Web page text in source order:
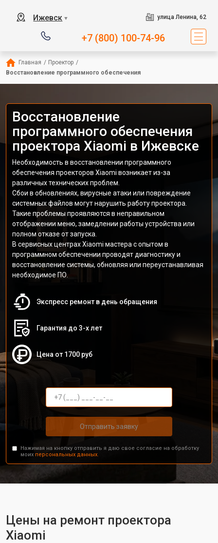
Ижевск ▼ улица Ленина, 62
+7 (800) 100-74-96
Главная / Проектор /
Восстановление программного обеспечения
Восстановление
программного обеспечения
проектора Xiaomi в Ижевске
Необходимость в восстановлении программного
обеспечения проекторов Xiaomi возникает из-за
различных технических проблем.
Сбои в обновлениях, вирусные атаки или повреждение
системных файлов могут нарушить работу проектора.
Такие проблемы проявляются в неправильном
отображении меню, замедлении работы устройства или
полном отказе от запуска.
В сервисных центрах Xiaomi мастера с опытом в
программном обеспечении проводят диагностику и
восстановление системы, обновляя или переустанавливая
необходимое ПО.
Экспресс ремонт в день обращения
Гарантия до 3-х лет
Цена от 1700 руб
Отправить заявку
Нажимая на кнопку отправить я даю свое согласие на обработку
моих персональных данных.
Цены на ремонт проектора
Xiaomi